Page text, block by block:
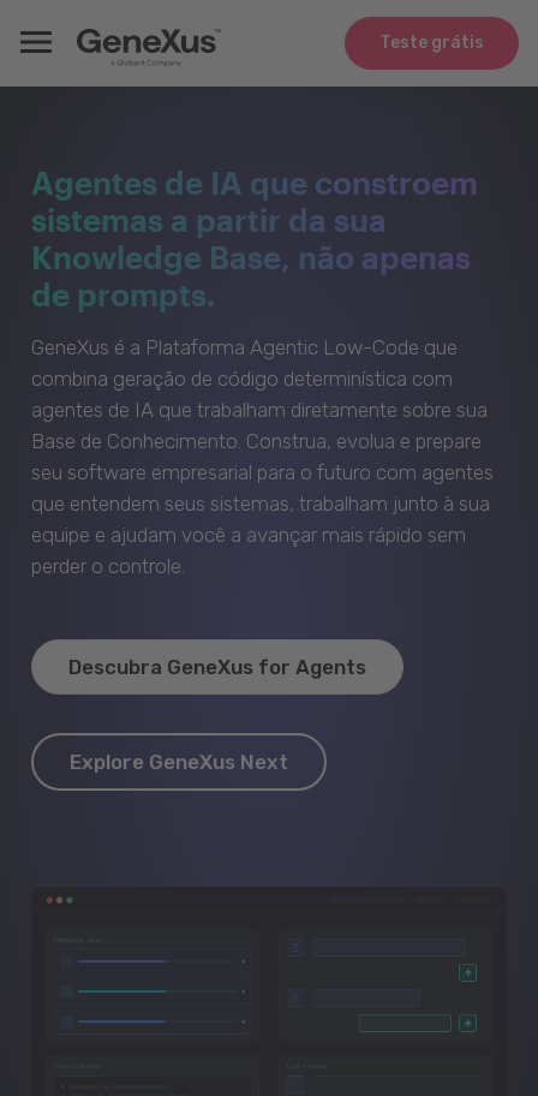
Teste grátis
Agentes de IA que constroem
sistemas a partir da sua
Knowledge Base, não apenas
de prompts.
GeneXus é a Plataforma Agentic Low-Code que
combina geração de código determinística com
agentes de IA que trabalham diretamente sobre sua
Base de Conhecimento. Construa, evolua e prepare
seu software empresarial para o futuro com agentes
que entendem seus sistemas, trabalham junto à sua
equipe e ajudam você a avançar mais rápido sem
perder o controle.
Descubra GeneXus for Agents
Explore GeneXus Next